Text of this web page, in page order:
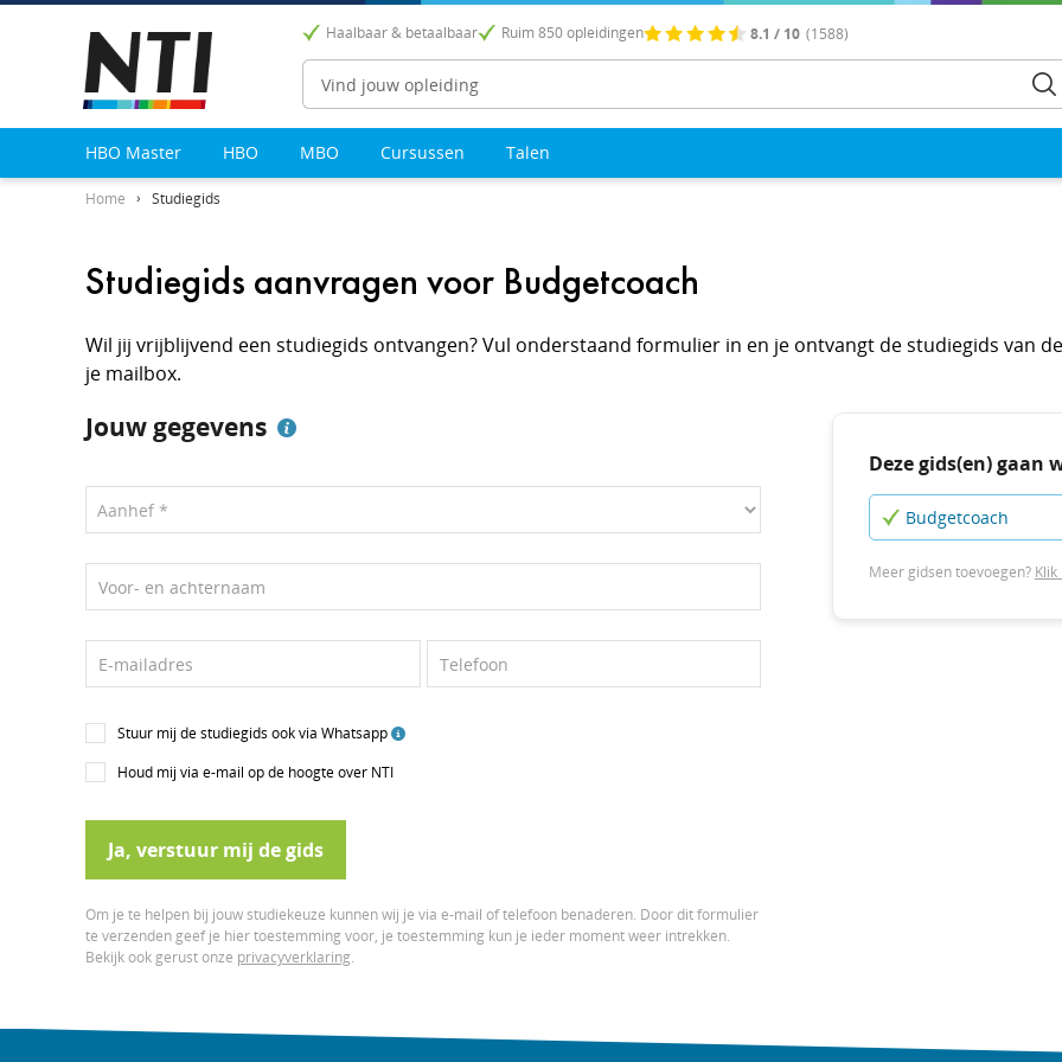
Haalbaar & betaalbaar Ruim 850 opleidingen 8.1 / 10 (1588)
Zoeken
HBO Master HBO MBO Cursussen Talen
Home Studiegids
Studiegids aanvragen voor Budgetcoach
Wil jij vrijblijvend een studiegids ontvangen? Vul onderstaand formulier in en je ontvangt de studiegids van
je mailbox.
Deze gids(en) gaan
Budgetcoach
Meer gidsen toevoegen?
Jouw gegevens
Voor- en achternaam
E-mailadres Telefoon
Stuur mij de studiegids ook via Whatsapp
Houd mij via e-mail op de hoogte over NTI
Ja, verstuur mij de gids
Om je te helpen bij jouw studiekeuze kunnen wij je via e-mail of telefoon benaderen. Door dit formulier
te verzenden geef je hier toestemming voor, je toestemming kun je ieder moment weer intrekken.
Bekijk ook gerust onze privacyverklaring.